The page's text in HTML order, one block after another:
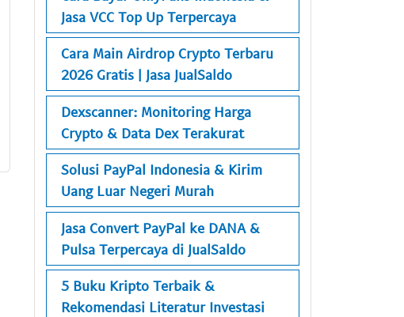
Jasa VCC Top Up Terpercaya
Cara Main Airdrop Crypto Terbaru
2026 Gratis | Jasa JualSaldo
Dexscanner: Monitoring Harga
Crypto & Data Dex Terakurat
Solusi PayPal Indonesia & Kirim
Uang Luar Negeri Murah
Jasa Convert PayPal ke DANA &
Pulsa Terpercaya di JualSaldo
5 Buku Kripto Terbaik &
Rekomendasi Literatur Investasi